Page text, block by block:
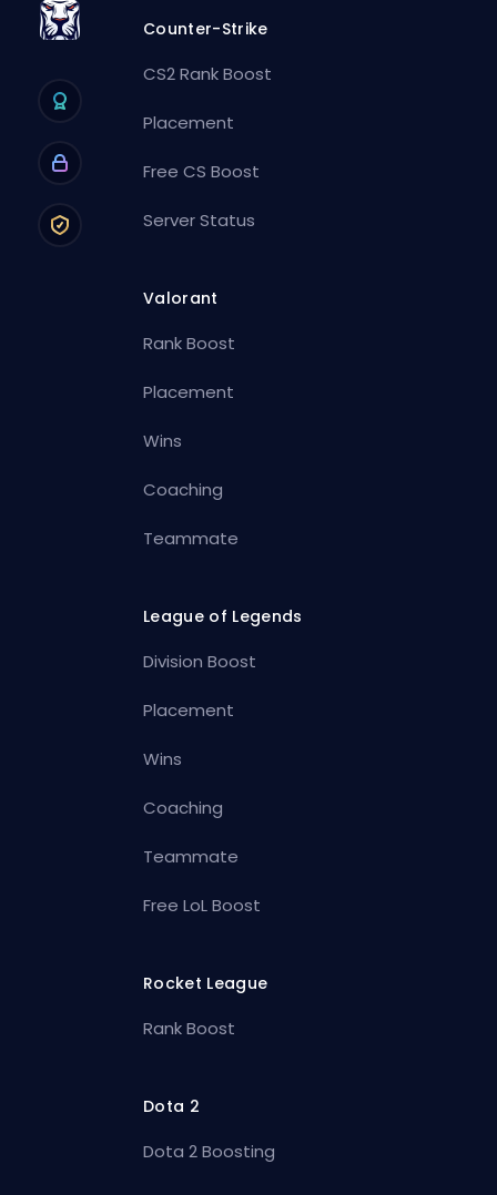
Counter-Strike
CS2 Rank Boost
Placement
Free CS Boost
Server Status
Valorant
Rank Boost
Placement
Wins
Coaching
Teammate
League of Legends
Division Boost
Placement
Wins
Coaching
Teammate
Free LoL Boost
Rocket League
Rank Boost
Dota 2
Dota 2 Boosting